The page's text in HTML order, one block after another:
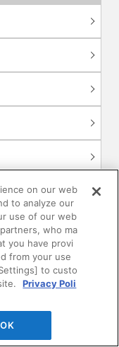
on our web
to analyze our
use of our web
who ma
you have provi
from your use
to custo
Privacy Poli
OK